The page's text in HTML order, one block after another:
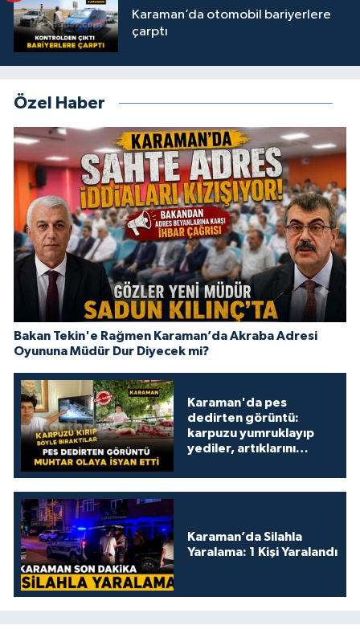
Karaman’da otomobil bariyerlere
çarptı
Özel Haber
Bakan Tekin'e Rağmen Karaman’da Akraba Adresi
Oyununa Müdür Dur Diyecek mi?
Karaman'da pes
dedirten görüntü:
karpuzu yumruklayıp
yediler, artıklarını
Karaman’da Silahla
Yaralama: 1 Kişi Yaralandı